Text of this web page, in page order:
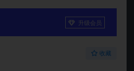
升级会员
收藏